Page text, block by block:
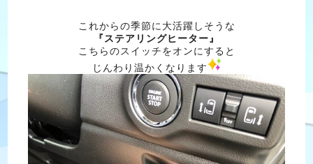
これからの季節に大活躍しそうな
『ステアリングヒーター』
こちらのスイッチをオンにすると
じんわり温かくなります